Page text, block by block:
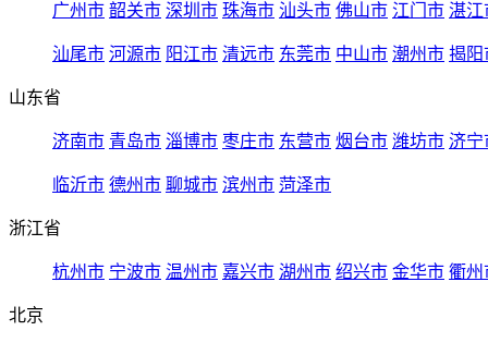
广州市 韶关市 深圳市 珠海市 汕头市 佛山市 江门市 湛江
汕尾市 河源市 阳江市 清远市 东莞市 中山市 潮州市 揭阳
山东省
济南市 青岛市 淄博市 枣庄市 东营市 烟台市 潍坊市 济宁
临沂市 德州市 聊城市 滨州市 菏泽市
浙江省
杭州市 宁波市 温州市 嘉兴市 湖州市 绍兴市 金华市 衢州
北京